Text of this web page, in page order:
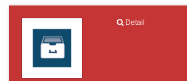
Detail